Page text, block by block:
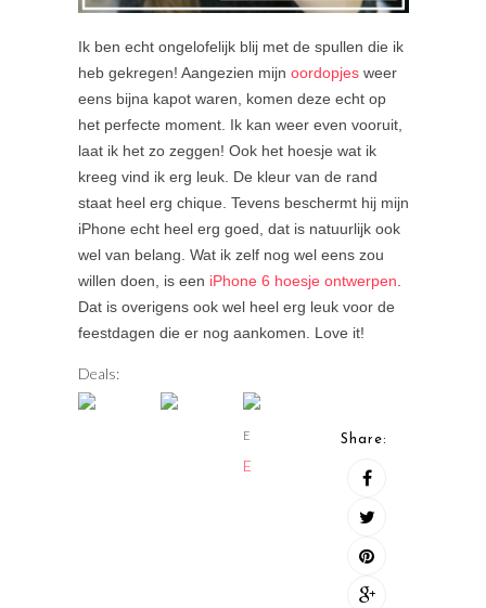
Ik ben echt ongelofelijk blij met de spullen die ik
heb gekregen! Aangezien mijn oordopjesweer
eens bijna kapot waren, komen deze echt op
het perfecte moment. Ik kan weer even vooruit,
laat ik het zo zeggen! Ook het hoesje wat ik
kreeg vind ik erg leuk. De kleur van de rand
staat heel erg chique. Tevens beschermt hij mijn
iPhone echt heel erg goed, dat is natuurlijk ook
wel van belang. Wat ik zelf nog wel eens zou
willen doen, is een iPhone 6 hoesje ontwerpen
Dat is overigens ook wel heel erg leuk voor de
feestdagen die er nog aankomen. Love it!
Deals:
E
E
Share: